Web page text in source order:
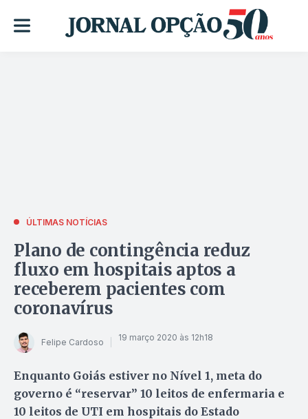
ÚLTIMAS NOTÍCIAS
Plano de contingência reduz
fluxo em hospitais aptos a
receberem pacientes com
coronavírus
Felipe Cardoso 19 março 2020 às 12h18
Enquanto Goiás estiver no Nível 1, meta do
governo é “reservar” 10 leitos de enfermaria e
10 leitos de UTI em hospitais do Estado